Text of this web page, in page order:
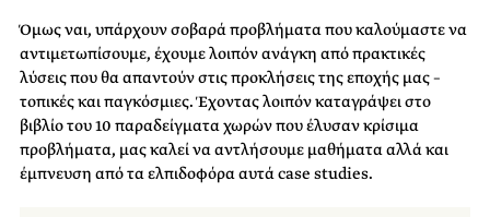
Όμως ναι, υπάρχουν σοβαρά προβλήματα που καλούμαστε να
αντιμετωπίσουμε, έχουμε λοιπόν ανάγκη από πρακτικές
λύσεις που θα απαντούν στις προκλήσεις της εποχής μας –
τοπικές και παγκόσμιες. Έχοντας λοιπόν καταγράψει στο
βιβλίο του 10 παραδείγματα χωρών που έλυσαν κρίσιμα
προβλήματα, μας καλεί να αντλήσουμε μαθήματα αλλά και
έμπνευση από τα ελπιδοφόρα αυτά case studies.